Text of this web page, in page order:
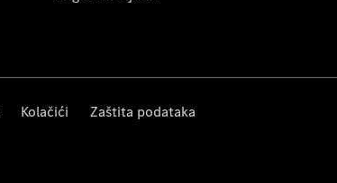
Kolačići Zaštita podataka